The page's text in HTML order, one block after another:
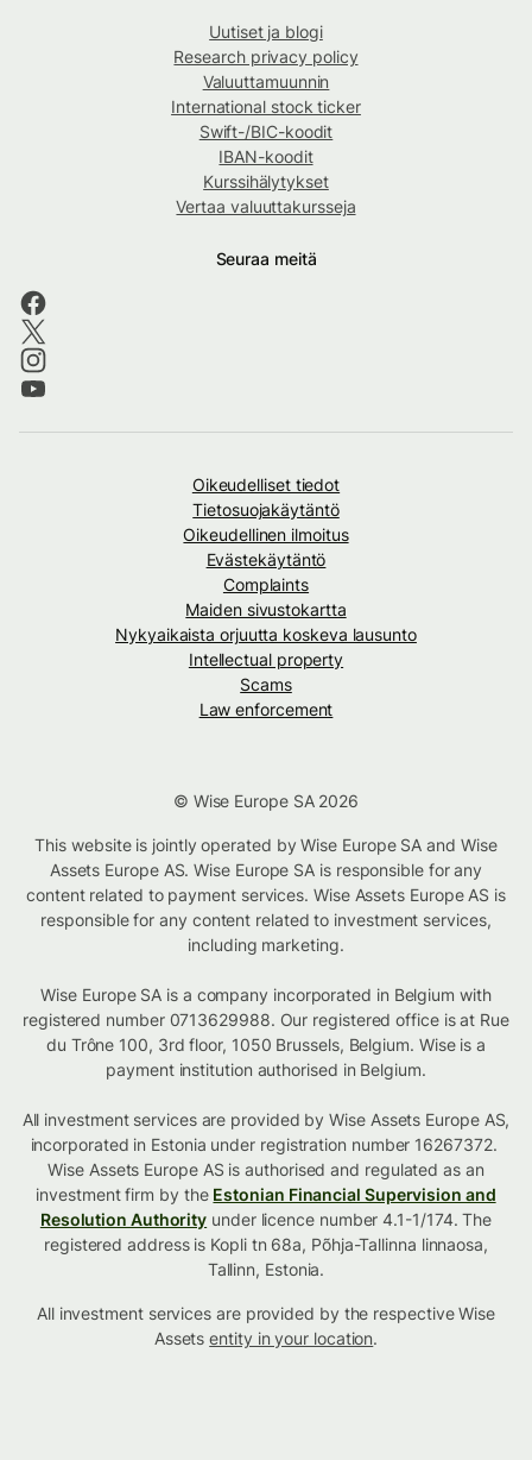
Uutiset ja blogi
Research privacy policy
Valuuttamuunnin
International stock ticker
Swift-/BIC-koodit
IBAN-koodit
Kurssihälytykset
Vertaa valuuttakursseja
Seuraa meitä
Oikeudelliset tiedot
Tietosuojakäytäntö
Oikeudellinen ilmoitus
Evästekäytäntö
Complaints
Maiden sivustokartta
Nykyaikaista orjuutta koskeva lausunto
Intellectual property
Scams
Law enforcement
© Wise Europe SA 2026
This website is jointly operated by Wise Europe SA and Wise
Assets Europe AS. Wise Europe SA is responsible for any
content related to payment services. Wise Assets Europe AS is
responsible for any content related to investment services,
including marketing.
Wise Europe SA is a company incorporated in Belgium with
registered number 0713629988. Our registered office is at Rue
du Trône 100, 3rd floor, 1050 Brussels, Belgium. Wise is a
payment institution authorised in Belgium.
All investment services are provided by Wise Assets Europe AS,
incorporated in Estonia under registration number 16267372.
Wise Assets Europe AS is authorised and regulated as an
investment firm by the Estonian Financial Supervision and
Resolution Authority under licence number 4.1-1/174. The
registered address is Kopli tn 68a, Põhja-Tallinna linnaosa,
Tallinn, Estonia.
All investment services are provided by the respective Wise
Assetsentity in your location.